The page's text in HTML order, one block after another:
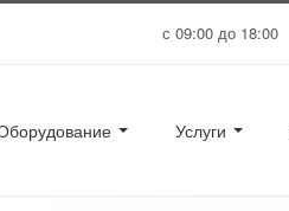
с 09:00 до 18:00
Услуги